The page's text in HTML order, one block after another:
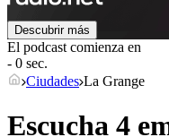
Descubrir más
El podcast comienza en
- 0 sec.
Ciudades La Grange
Escucha 4